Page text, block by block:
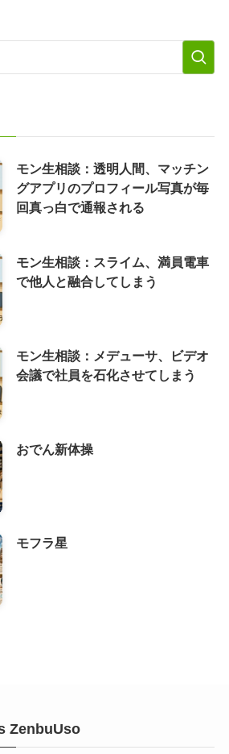
モン生相談：透明人間、マッチン
グアプリのプロフィール写真が毎
回真っ白で通報される
モン生相談：スライム、満員電車
で他人と融合してしまう
モン生相談：メデューサ、ビデオ
会議で社員を石化させてしまう
おでん新体操
モフラ星
ZenbuUso